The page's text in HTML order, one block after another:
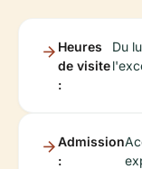
Heures
de visite
:
Du
Admission
: